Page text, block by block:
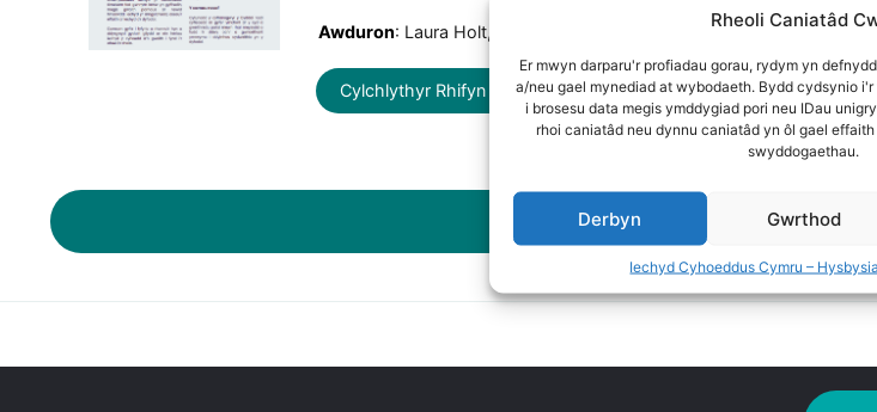
Rheoli Caniatâd
Er mwyn darparu'r profiadau gorau, rydym yn
a/neu gael mynediad at wybodaeth. Bydd cydsynio
i brosesu data megis ymddygiad pori neu IDau
rhoi caniatâd neu dynnu caniatâd yn ôl gael
swyddogaethau.
Derbyn Gwrthod
Iechyd Cyhoeddus Cymru –
Awduron: Laura Holt, Jo Harrington
Cylchlythyr Rhifyn 5 - Cymraeg Cylchlythyr Rhifyn 5 -
Chwilio'r holl